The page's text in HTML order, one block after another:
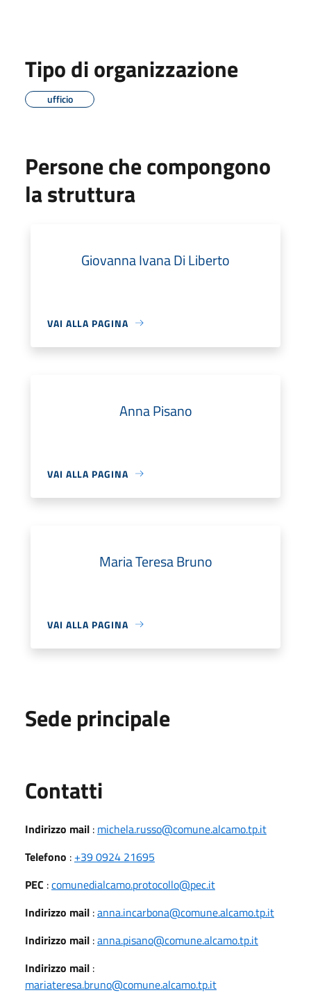
Tipo di organizzazione
ufficio
Persone che compongono
la struttura
Giovanna Ivana Di Liberto
VAI ALLA PAGINA
Anna Pisano
VAI ALLA PAGINA
Maria Teresa Bruno
VAI ALLA PAGINA
Sede principale
Contatti
Indirizzo mail : michela.russo@comune.alcamo.tp.it
Telefono : +39 0924 21695
PEC :comunedialcamo.protocollo@pec.it
Indirizzo mail :anna.incarbona@comune.alcamo.tp.it
Indirizzo mail :anna.pisano@comune.alcamo.tp.it
Indirizzo mail :
mariateresa.bruno@comune.alcamo.tp.it